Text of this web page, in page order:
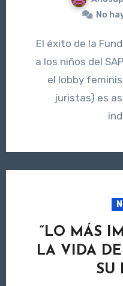
No
El éxito de la Fundación Raquel en “curar”
a los niños del
el lobby
juristas) es
“LO MÁS
LA VIDA
SU